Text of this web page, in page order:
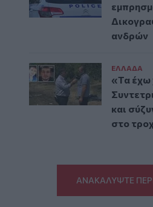
ανδρών
ΕΛΛAΔΑ
«Τα έχω
και
στο
ΑΝΑΚΑΛΥΨΤΕ